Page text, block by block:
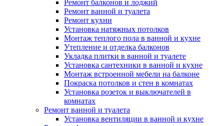
Ремонт балконов и лоджий
Ремонт ванной и туалета
Ремонт кухни
Установка натяжных потолков
Монтаж теплого пола в ванной и кухне
Утепление и отделка балконов
Укладка плитки в ванной и туалете
Установка сантехники в ванной и кухне
Монтаж встроенной мебели на балконе
Покраска потолков и стен в комнатах
Установка розеток и выключателей в
комнатах
Ремонт ванной и туалета
Установка вентиляции в ванной и кухне